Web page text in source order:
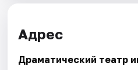
Адрес
Драматический театр